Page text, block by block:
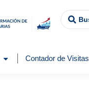
Contador de Visitas